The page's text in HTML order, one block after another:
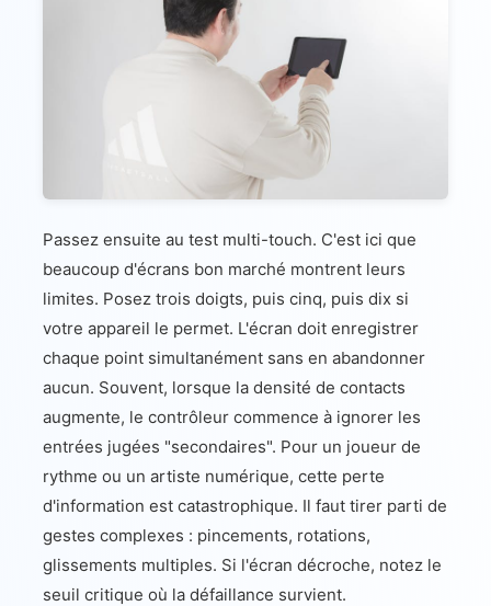
Passez ensuite au test multi-touch. C'est ici que
beaucoup d'écrans bon marché montrent leurs
limites. Posez trois doigts, puis cinq, puis dix si
votre appareil le permet. L'écran doit enregistrer
chaque point simultanément sans en abandonner
aucun. Souvent, lorsque la densité de contacts
augmente, le contrôleur commence à ignorer les
entrées jugées "secondaires". Pour un joueur de
rythme ou un artiste numérique, cette perte
d'information est catastrophique. Il faut tirer parti de
gestes complexes : pincements, rotations,
glissements multiples. Si l'écran décroche, notez le
seuil critique où la défaillance survient.